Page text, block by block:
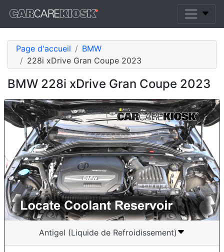
Page d'accueil
BMW
228i xDrive Gran Coupe 2023
BMW 228i xDrive Gran Coupe 2023
Antigel (Liquide de Refroidissement)